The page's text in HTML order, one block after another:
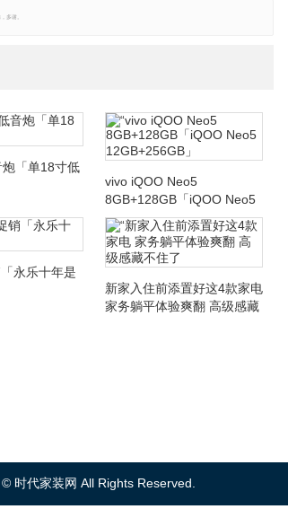
多谢。
「单18寸低
vivo iQOO Neo5
8GB+128GB「iQOO Neo5
12GB+256GB」
永乐十年是
新家入住前添置好这4款家电
家务躺平体验爽翻 高级感藏
© 时代家装网 All Rights Reserved.